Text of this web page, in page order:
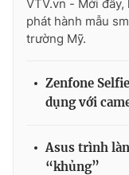
VTV.vn - Mới
phát hành mẫu
trường Mỹ.
Zenfone
dụng với
Asus trình
“khủng”